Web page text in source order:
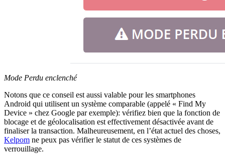
Mode Perdu enclenché
Notons que ce conseil est aussi valable pour les smartphones
Android qui utilisent un système comparable (appelé « Find My
Device » chez Google par exemple): vérifiez bien que la fonction de
blocage et de géolocalisation est effectivement désactivée avant de
finaliser la transaction. Malheureusement, en l’état actuel des choses,
Kelpom ne peux pas vérifier le statut de ces systèmes de
verrouillage.